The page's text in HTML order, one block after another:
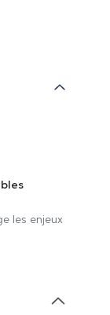
les enjeux